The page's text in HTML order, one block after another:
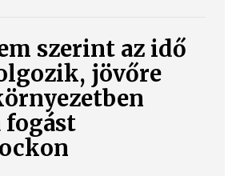
szerint az idő
jövőre
fogást